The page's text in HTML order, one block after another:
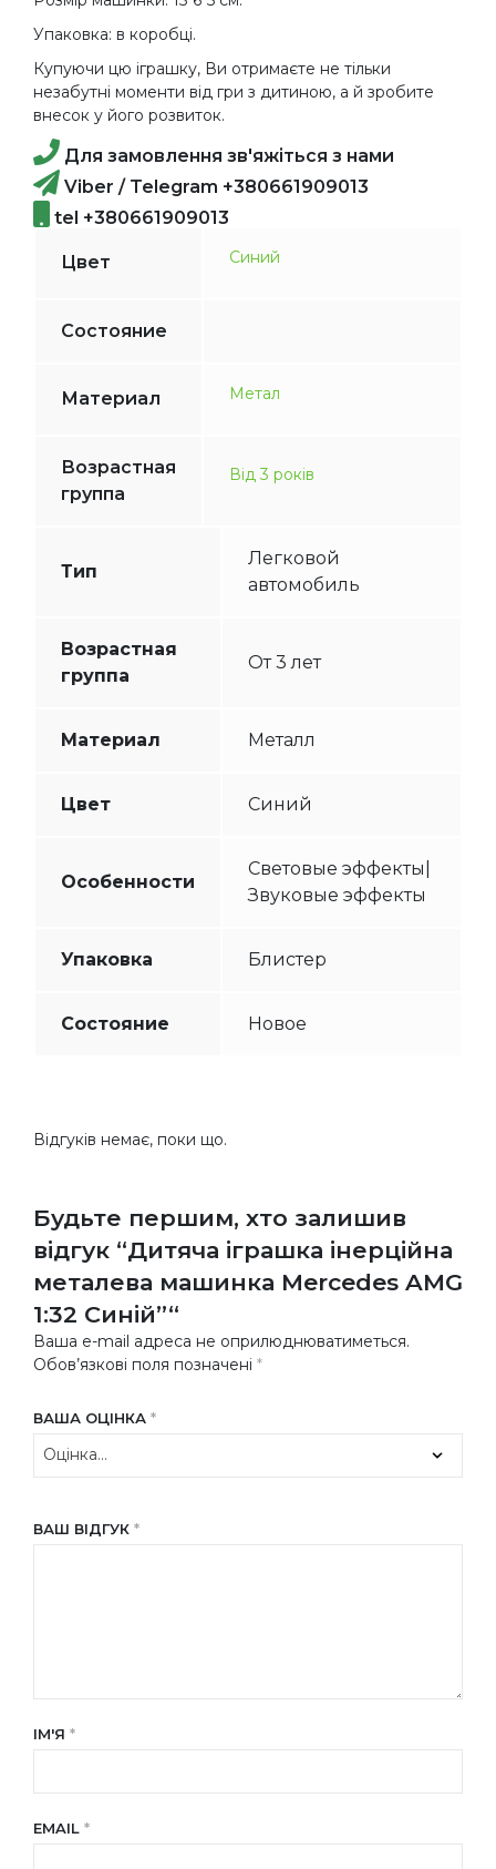
Упаковка: в коробці.
Купуючи цю іграшку, Ви отримаєте не тільки
незабутні моменти від гри з дитиною, а й зробите
внесок у його розвиток.
Для замовлення зв'яжіться з нами
Viber / Telegram +380661909013
tel +380661909013
Цвет Синий
Состояние
Материал Метал
Возрастная
группа
Від 3 років
Тип
Легковой
автомобиль
Возрастная
группа
От 3 лет
Материал Металл
Цвет Синий
Особенности
Световые эффекты|
Звуковые эффекты
Упаковка Блистер
Состояние Новое
Відгуків немає, поки що.
Будьте першим, хто залишив
відгук “Дитяча іграшка інерційна
металева машинка Mercedes AMG
1:32 Синій”“
Ваша e-mail адреса не оприлюднюватиметься.
Обов’язкові поля позначені *
ВАША ОЦІНКА *
ВАШ ВІДГУК *
ІМ'Я *
EMAIL *